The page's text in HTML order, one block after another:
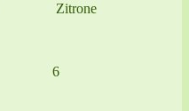
Zitrone
6